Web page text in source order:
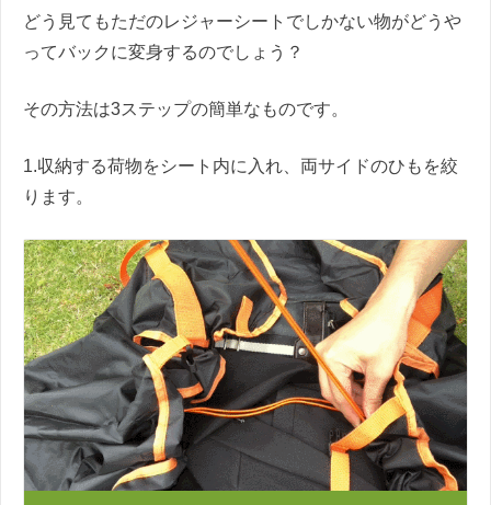
どう見てもただのレジャーシートでしかない物がどうや
ってバックに変身するのでしょう？
その方法は3ステップの簡単なものです。
1.収納する荷物をシート内に入れ、両サイドのひもを絞
ります。